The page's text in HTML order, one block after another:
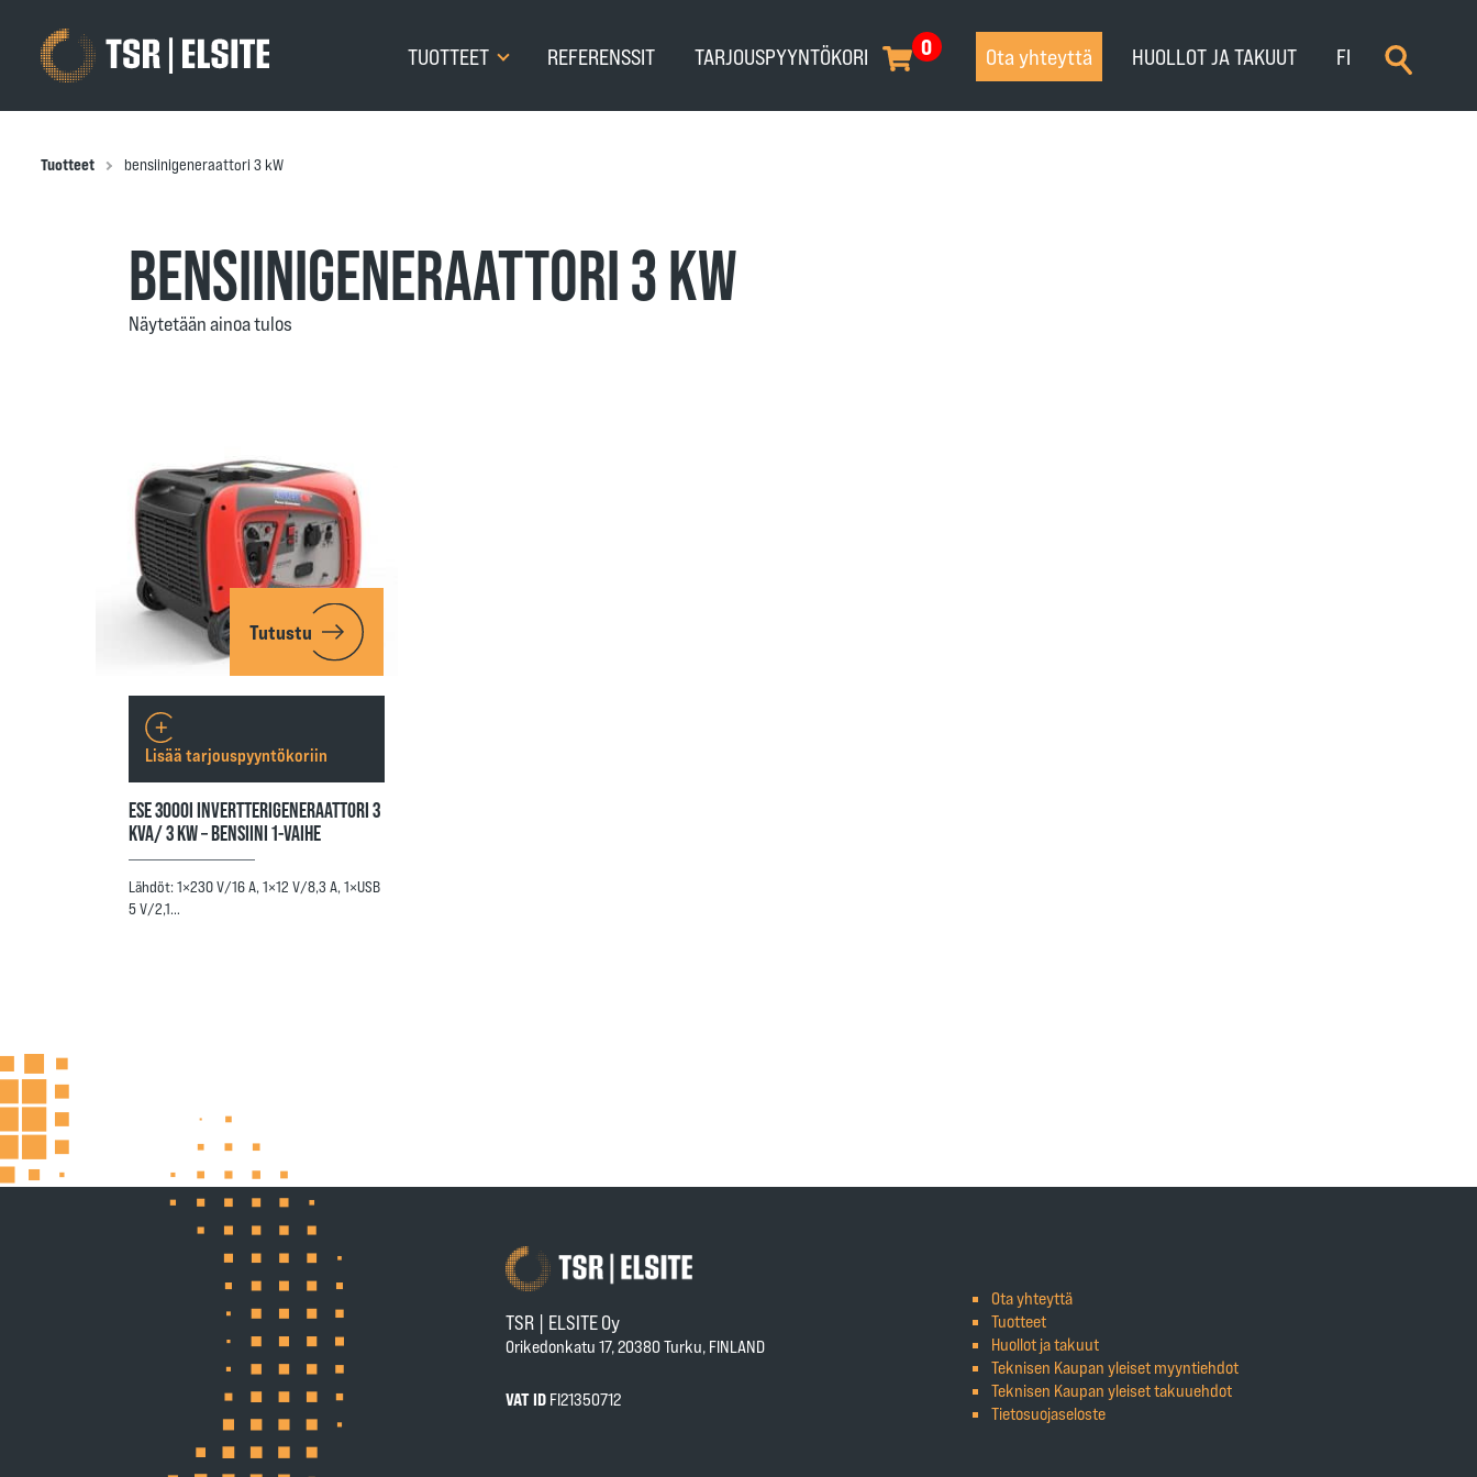
TUOTTEET REFERENSSIT 0
TARJOUSPYYNTÖKORI Ota yhteyttä HUOLLOT JA TAKUUT FI
Tuotteet bensiinigeneraattori 3 kW
BENSIINIGENERAATTORI 3 KW
Näytetään ainoa tulos
Tutustu
ESE 3000I INVERTTERIGENERAATTORI 3
KVA/ 3 KW – BENSIINI 1-VAIHE
Lähdöt: 1×230 V/16 A, 1×12 V/8,3 A, 1×USB
5 V/2,1…
Lisää tarjouspyyntökoriin
TSR | ELSITE Oy
Orikedonkatu 17, 20380 Turku, FINLAND
VAT ID FI21350712
Ota yhteyttä
Tuotteet
Huollot ja takuut
Teknisen Kaupan yleiset myyntiehdot
Teknisen Kaupan yleiset takuuehdot
Tietosuojaseloste